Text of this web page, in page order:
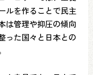
ルを作ることで民主
は管理や抑圧の傾向
った国々と日本との